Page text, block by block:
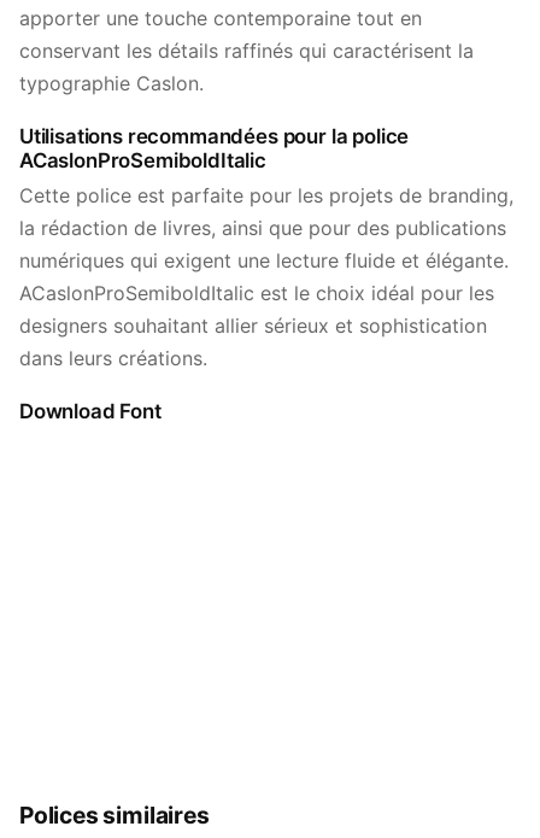
apporter une touche contemporaine tout en
conservant les détails raffinés qui caractérisent la
typographie Caslon.
Utilisations recommandées pour la police
ACaslonProSemiboldItalic
Cette police est parfaite pour les projets de branding,
la rédaction de livres, ainsi que pour des publications
numériques qui exigent une lecture fluide et élégante.
ACaslonProSemiboldItalic est le choix idéal pour les
designers souhaitant allier sérieux et sophistication
dans leurs créations.
Download Font
Polices similaires